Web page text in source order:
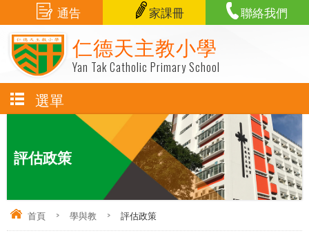
仁德天主教小學
Yan Tak Catholic Primary School
通告 家課冊 聯絡我們
選單
評估政策
首頁 > 學與教 > 評估政策